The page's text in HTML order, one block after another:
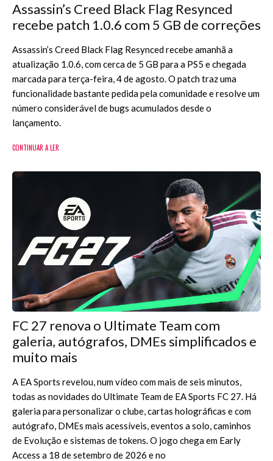
Assassin’s Creed Black Flag Resynced
recebe patch 1.0.6 com 5 GB de correções
Assassin’s Creed Black Flag Resynced recebe amanhã a
atualização 1.0.6, com cerca de 5 GB para a PS5 e chegada
marcada para terça-feira, 4 de agosto. O patch traz uma
funcionalidade bastante pedida pela comunidade e resolve um
número considerável de bugs acumulados desde o
lançamento.
CONTINUAR A LER
FC 27 renova o Ultimate Team com
galeria, autógrafos, DMEs simplificados e
muito mais
A EA Sports revelou, num vídeo com mais de seis minutos,
todas as novidades do Ultimate Team de EA Sports FC 27. Há
galeria para personalizar o clube, cartas holográficas e com
autógrafo, DMEs mais acessíveis, eventos a solo, caminhos
de Evolução e sistemas de tokens. O jogo chega em Early
Access a 18 de setembro de 2026 e no